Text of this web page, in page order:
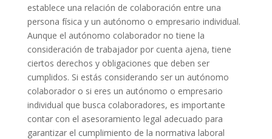
establece una relación de colaboración entre una
persona física y un autónomo o empresario individual.
Aunque el autónomo colaborador no tiene la
consideración de trabajador por cuenta ajena, tiene
ciertos derechos y obligaciones que deben ser
cumplidos. Si estás considerando ser un autónomo
colaborador o si eres un autónomo o empresario
individual que busca colaboradores, es importante
contar con el asesoramiento legal adecuado para
garantizar el cumplimiento de la normativa laboral